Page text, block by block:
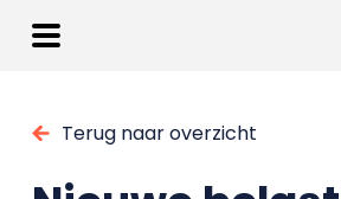
Terug naar overzicht